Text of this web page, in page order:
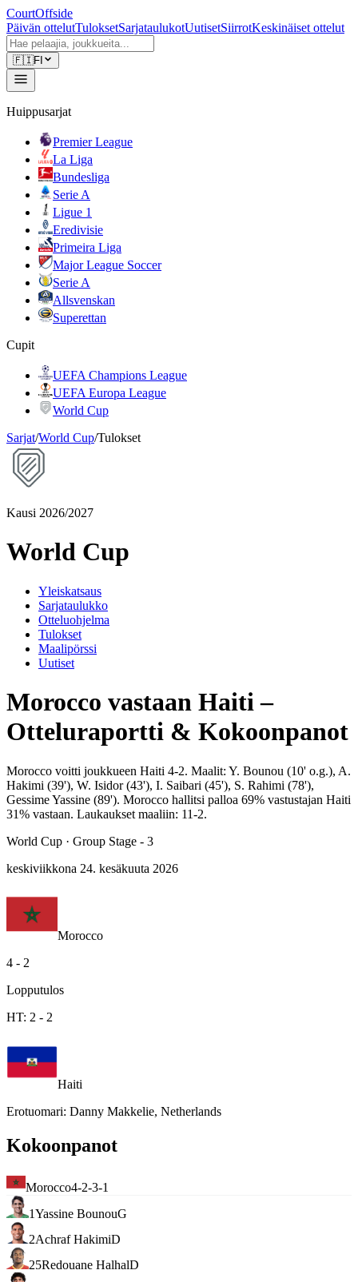
CourtOffside
Päivän ottelutTuloksetSarjataulukotUutisetSiirrotKeskinäiset ottelut
🇫🇮FI
Huippusarjat
Premier League
La Liga
Bundesliga
Serie A
Ligue 1
Eredivisie
Primeira Liga
Major League Soccer
Serie A
Allsvenskan
Superettan
Cupit
UEFA Champions League
UEFA Europa League
World Cup
Sarjat/World Cup/Tulokset
Kausi 2026/2027
World Cup
Yleiskatsaus
Sarjataulukko
Otteluohjelma
Tulokset
Maalipörssi
Uutiset
Morocco vastaan Haiti –
Otteluraportti & Kokoonpanot
Morocco voitti joukkueen Haiti 4-2. Maalit: Y. Bounou (10' o.g.), A.
Hakimi (39'), W. Isidor (43'), I. Saibari (45'), S. Rahimi (78'),
Gessime Yassine (89'). Morocco hallitsi palloa 69% vastustajan Haiti
31% vastaan. Laukaukset maaliin: 11-2.
World Cup · Group Stage - 3
keskiviikkona 24. kesäkuuta 2026
Morocco
4 - 2
Lopputulos
HT: 2 - 2
Haiti
Erotuomari: Danny Makkelie, Netherlands
Kokoonpanot
Morocco4-2-3-1
1Yassine BounouG
2Achraf HakimiD
25Redouane HalhalD